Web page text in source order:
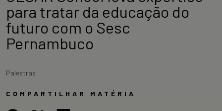
para tratar da educação do
futuro com o Sesc
Pernambuco
Palestras
COMPARTILHAR MATÉRIA